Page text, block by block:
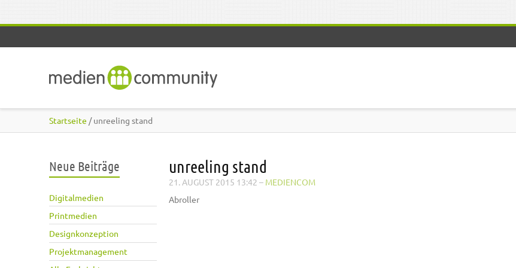
Startseite / unreeling stand
Neue Beiträge
Digitalmedien
Printmedien
Designkonzeption
Projektmanagement
unreeling stand
21. AUGUST 2015 13:42 – MEDIENCOM
Abroller